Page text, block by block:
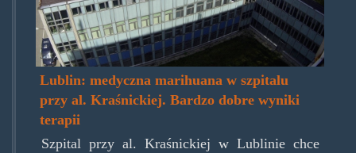
Lublin: medyczna marihuana w szpitalu
przy al. Kraśnickiej. Bardzo dobre wyniki
terapii
Szpital przy al. Kraśnickiej w Lublinie chce